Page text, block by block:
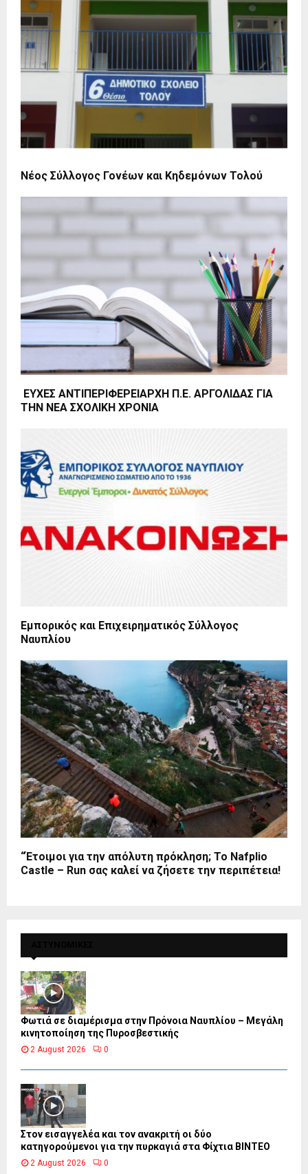
Νέος Σύλλογος Γονέων και Κηδεμόνων Τολού
ΕΥΧΕΣ ΑΝΤΙΠΕΡΙΦΕΡΕΙΑΡΧΗ Π.Ε. ΑΡΓΟΛΙΔΑΣ ΓΙΑ
ΤΗΝ ΝΕΑ ΣΧΟΛΙΚΗ ΧΡΟΝΙΑ
Εμπορικός και Επιχειρηματικός Σύλλογος
Ναυπλίου
“Έτοιμοι για την απόλυτη πρόκληση; Το Nafplio
Castle – Run σας καλεί να ζήσετε την περιπέτεια!
Φωτιά σε διαμέρισμα στην Πρόνοια Ναυπλίου – Μεγάλη
κινητοποίηση της Πυροσβεστικής
2 August 2026 0
Στον εισαγγελέα και τον ανακριτή οι δύο
κατηγορούμενοι για την πυρκαγιά στα Φίχτια ΒΙΝΤΕΟ
2 August 2026 0